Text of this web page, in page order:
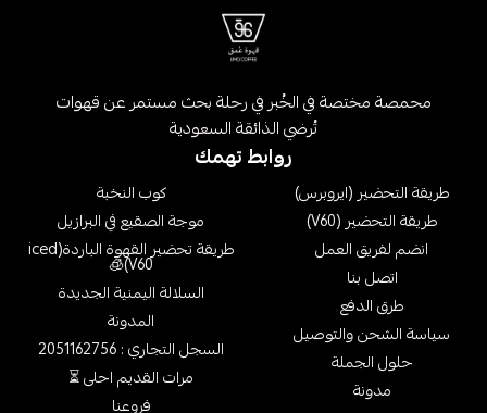
محمصة مختصة في الخُبر في رحلة بحث مستمر عن قهوات
تُرضي الذائقة السعودية
روابط تهمك
طريقة التحضير (ايروبرس)
طريقة التحضير (V60)
انضم لفريق العمل
اتصل بنا
طرق الدفع
سياسة الشحن والتوصيل
حلول الجملة
مدونة
كوب النخبة
موجة الصقيع في البرازيل
طريقة تحضير القهوة الباردة(iced
V60)🧊
السلالة اليمنية الجديدة
المدونة
السجل التجاري : 2051162756
مرات القديم احلى ⏳
فروعنا